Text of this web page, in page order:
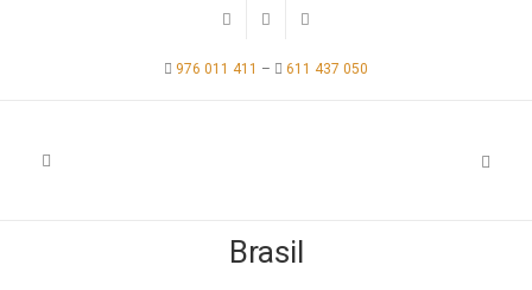
976 011 411 – 611 437 050
Brasil